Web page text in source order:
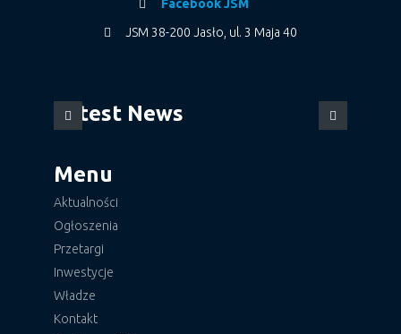
Facebook JSM
JSM 38-200 Jasło, ul. 3 Maja 40
Latest News
Menu
Aktualności
Ogłoszenia
Przetargi
Inwestycje
Władze
Kontakt